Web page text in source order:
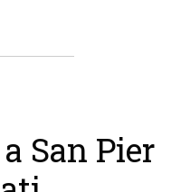
San Pier